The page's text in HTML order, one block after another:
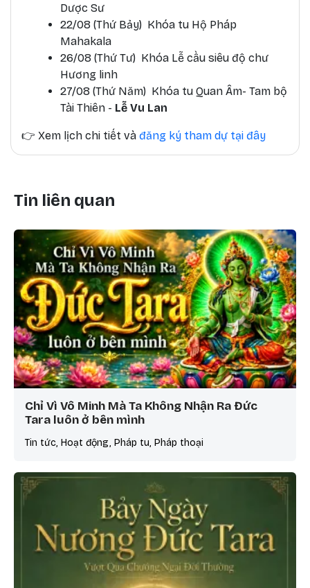
Dược Sư
22/08 (Thứ Bảy) Khóa tu Hộ Pháp
Mahakala
26/08 (Thứ Tư) Khóa Lễ cầu siêu độ chư
Hương linh
27/08 (Thứ Năm) Khóa tu Quan Âm- Tam bộ
Tài Thiên - Lễ Vu Lan
👉 Xem lịch chi tiết và đăng ký tham dự tại đây
Tin liên quan
Chỉ Vì Vô Minh Mà Ta Không Nhận Ra Đức
Tara luôn ở bên mình
Tin tức, Hoạt động, Pháp tu, Pháp thoại